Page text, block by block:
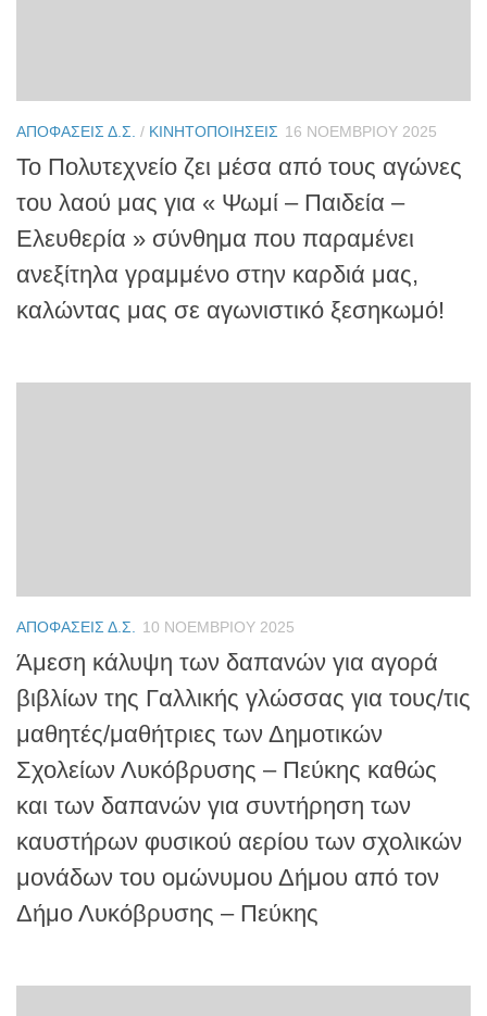
ΑΠΟΦΆΣΕΙΣ Δ.Σ. / ΚΙΝΗΤΟΠΟΙΉΣΕΙΣ 16 ΝΟΕΜΒΡΊΟΥ 2025
Το Πολυτεχνείο ζει μέσα από τους αγώνες
του λαού μας για « Ψωμί – Παιδεία –
Ελευθερία » σύνθημα που παραμένει
ανεξίτηλα γραμμένο στην καρδιά μας,
καλώντας μας σε αγωνιστικό ξεσηκωμό!
ΑΠΟΦΆΣΕΙΣ Δ.Σ. 10 ΝΟΕΜΒΡΊΟΥ 2025
Άμεση κάλυψη των δαπανών για αγορά
βιβλίων της Γαλλικής γλώσσας για τους/τις
μαθητές/μαθήτριες των Δημοτικών
Σχολείων Λυκόβρυσης – Πεύκης καθώς
και των δαπανών για συντήρηση των
καυστήρων φυσικού αερίου των σχολικών
μονάδων του ομώνυμου Δήμου από τον
Δήμο Λυκόβρυσης – Πεύκης